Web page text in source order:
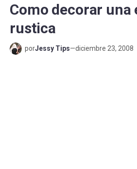
Como decorar una
rustica
porJessy Tips—diciembre 23, 2008